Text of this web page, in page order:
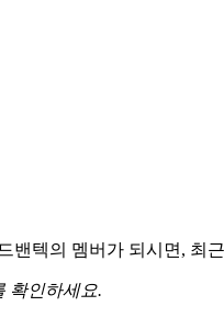
텍의 멤버가 되시면, 최
확인하세요.